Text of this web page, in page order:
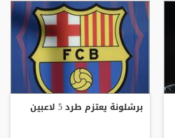
برشلونة يعتزم طرد 5 لاعبين